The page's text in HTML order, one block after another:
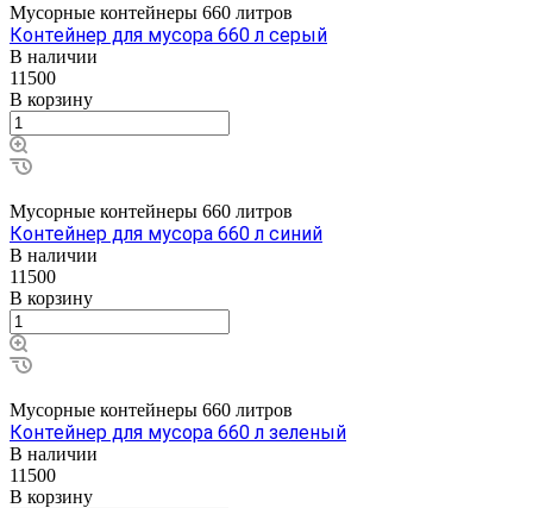
Мусорные контейнеры 660 литров
Контейнер для мусора 660 л серый
В наличии
11500
В корзину
Мусорные контейнеры 660 литров
Контейнер для мусора 660 л синий
В наличии
11500
В корзину
Мусорные контейнеры 660 литров
Контейнер для мусора 660 л зеленый
В наличии
11500
В корзину